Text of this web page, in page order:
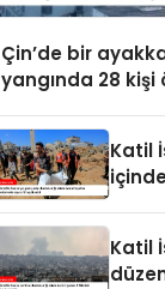
Çin’de bir
yangında 28 kişi
Katil
Katil